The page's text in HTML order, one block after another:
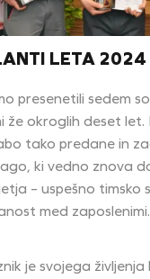
LETA 2024
presenetili sedem
že okroglih deset let.
tako predane in
ki vedno znova
– uspešno timsko
med zaposlenimi.
je svojega